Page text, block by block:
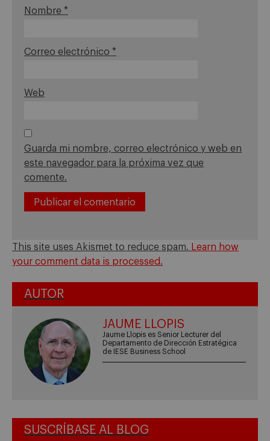
Nombre *
Correo electrónico *
Web
Guarda mi nombre, correo electrónico y web en
este navegador para la próxima vez que
comente.
This site uses Akismet to reduce spam. Learn how
your comment data is processed.
AUTOR
JAUME LLOPIS
Jaume Llopis es Senior Lecturer del
Departamento de Dirección Estratégica
de IESE Business School
SUSCRÍBASE AL BLOG